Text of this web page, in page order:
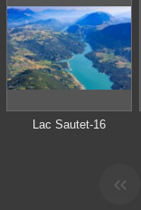
Lac Sautet-16